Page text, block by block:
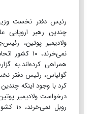
رئیس دفتر نخست
چندین رهبر اروپایی
ولادیمیر پوتین،
نمی‌خرند، ۱۰
همراهی کرده‌اند.به
گولیاس، رئیس دفتر
کرد با وجود اینکه چندین
درخواست ولادیمیر
روبل